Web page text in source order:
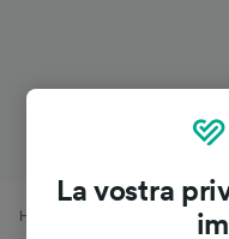
Home
La vostra